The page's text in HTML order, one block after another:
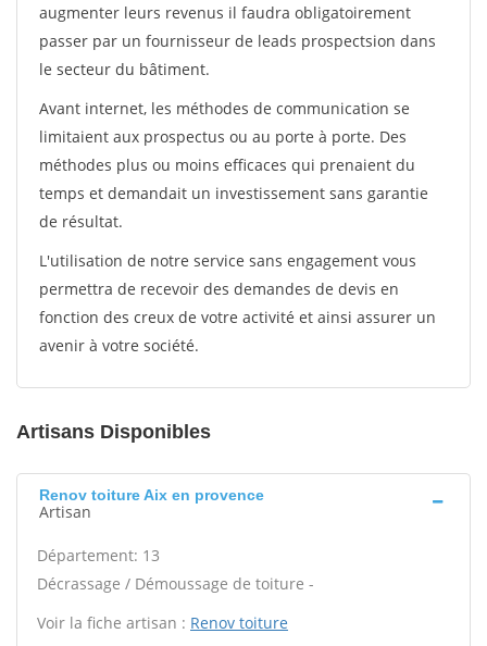
augmenter leurs revenus il faudra obligatoirement
passer par un fournisseur de leads prospectsion dans
le secteur du bâtiment.
Avant internet, les méthodes de communication se
limitaient aux prospectus ou au porte à porte. Des
méthodes plus ou moins efficaces qui prenaient du
temps et demandait un investissement sans garantie
de résultat.
L'utilisation de notre service sans engagement vous
permettra de recevoir des demandes de devis en
fonction des creux de votre activité et ainsi assurer un
avenir à votre société.
Artisans Disponibles
Renov toiture Aix en provence
Artisan
Département: 13
Décrassage / Démoussage de toiture -
Voir la fiche artisan : Renov toiture